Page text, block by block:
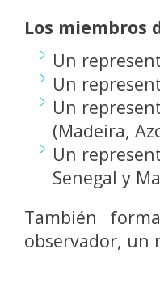
Los miembros
Un
Un
Un
(Madeira,
Un
Senegal y
También
observador, un